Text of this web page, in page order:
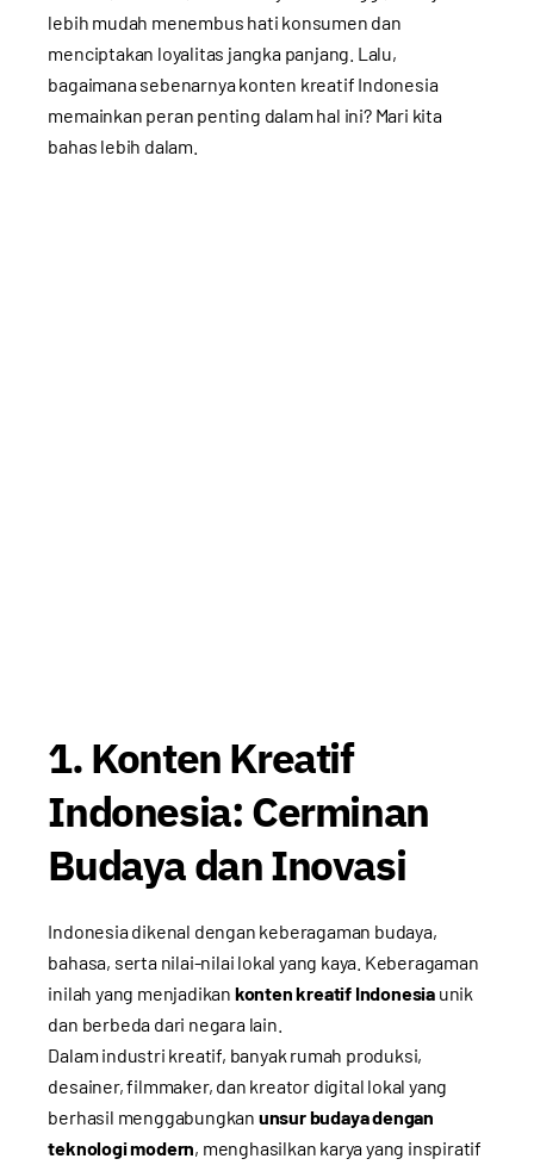
lebih mudah menembus hati konsumen dan
menciptakan loyalitas jangka panjang. Lalu,
bagaimana sebenarnya konten kreatif Indonesia
memainkan peran penting dalam hal ini? Mari kita
bahas lebih dalam.
1. Konten Kreatif
Indonesia: Cerminan
Budaya dan Inovasi
Indonesia dikenal dengan keberagaman budaya,
bahasa, serta nilai-nilai lokal yang kaya. Keberagaman
inilah yang menjadikan konten kreatif Indonesiaunik
dan berbeda dari negara lain.
Dalam industri kreatif, banyak rumah produksi,
desainer, filmmaker, dan kreator digital lokal yang
berhasil menggabungkan unsur budaya dengan
teknologi modern, menghasilkan karya yang inspiratif